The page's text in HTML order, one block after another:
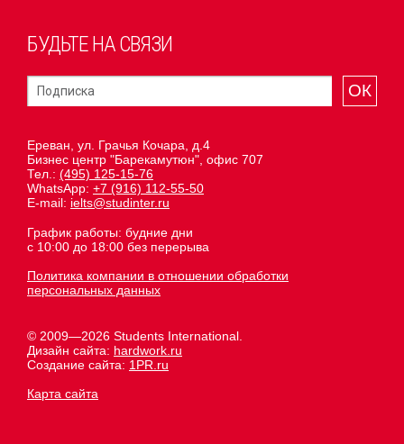
БУДЬТЕ НА СВЯЗИ
ОК
Ереван, ул. Грачья Кочара, д.4
Бизнес центр "Барекамутюн", офис 707
Тел.: (495) 125-15-76
WhatsApp: +7 (916) 112-55-50
E-mail: ielts@studinter.ru
График работы: будние дни
с 10:00 до 18:00 без перерыва
Политика компании в отношении обработки
персональных данных
© 2009—2026 Students International.
Дизайн сайта: hardwork.ru
Создание сайта: 1PR.ru
Карта сайта